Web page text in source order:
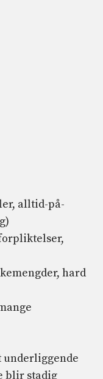
alltid-på-
hard
blir stadig